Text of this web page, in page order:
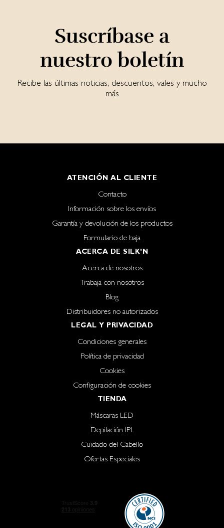
Suscríbase a
nuestro boletín
Recibe las últimas noticias, descuentos, vales y mucho
más
ATENCIÓN AL CLIENTE
Contacto
Información sobre los envíos
Garantía y devolución de los productos
Formulario de baja
ACERCA DE SILK'N
Acerca de nosotros
Trabaja con nosotros
Blog
Distribuidores no autorizados
LEGAL Y PRIVACIDAD
Condiciones generales
Política de privacidad
Cookies
Configuración de cookies
TIENDA
Máscaras LED
Depilación IPL
Cuidado del Cabello
Ofertas Especiales